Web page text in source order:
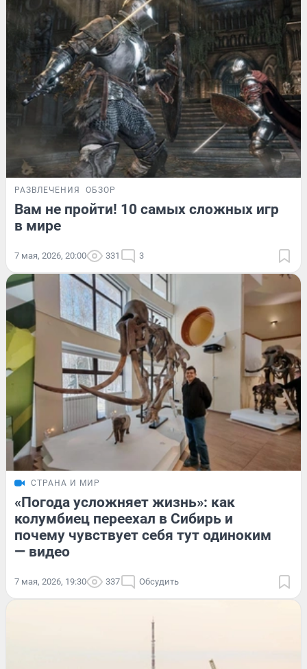
РАЗВЛЕЧЕНИЯ ОБЗОР
Вам не пройти! 10 самых сложных игр
в мире
7 мая, 2026, 20:00 331 3
СТРАНА И МИР
«Погода усложняет жизнь»: как
колумбиец переехал в Сибирь и
почему чувствует себя тут одиноким
— видео
7 мая, 2026, 19:30 337 Обсудить